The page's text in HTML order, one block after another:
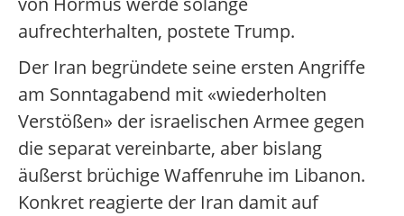
aufrechterhalten, postete Trump.
Der Iran begründete seine ersten Angriffe
am Sonntagabend mit «wiederholten
Verstößen» der israelischen Armee gegen
die separat vereinbarte, aber bislang
äußerst brüchige Waffenruhe im Libanon.
Konkret reagierte der Iran damit auf